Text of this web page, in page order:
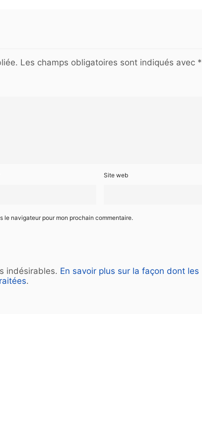
Les champs obligatoires sont indiqués avec *
Site web
le navigateur pour mon prochain commentaire.
indésirables. En savoir plus sur la façon dont les
.